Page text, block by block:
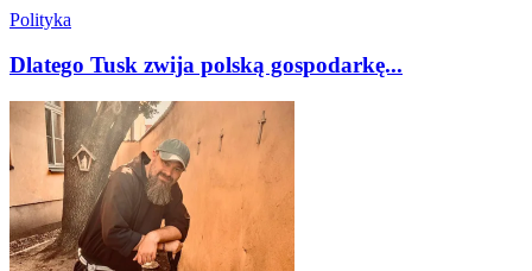
Polityka
Dlatego Tusk zwija polską gospodarkę...